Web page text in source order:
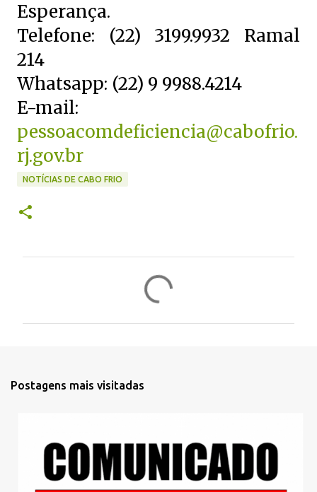
Esperança.
Telefone: (22) 3199.9932 Ramal
214
Whatsapp: (22) 9 9988.4214
E-mail:
pessoacomdeficiencia@cabofrio.
rj.gov.br
NOTÍCIAS DE CABO FRIO
Postagens mais visitadas